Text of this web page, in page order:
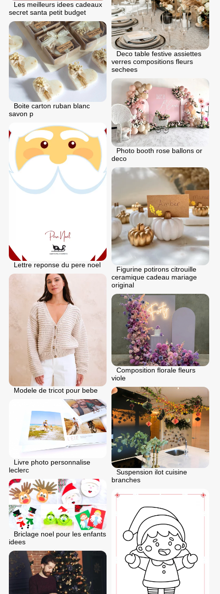
Les meilleurs idees cadeaux
secret santa petit budget
Deco table festive assiettes
verres compositions fleurs
sechees
Boite carton ruban blanc
savon p
Photo booth rose ballons or
deco
Lettre reponse du pere noel
Figurine potirons citrouille
ceramique cadeau mariage
original
Modele de tricot pour bebe
Composition florale fleurs
viole
Suspension ilot cuisine
branches
Livre photo personnalise
leclerc
Briclage noel pour les enfants
idees